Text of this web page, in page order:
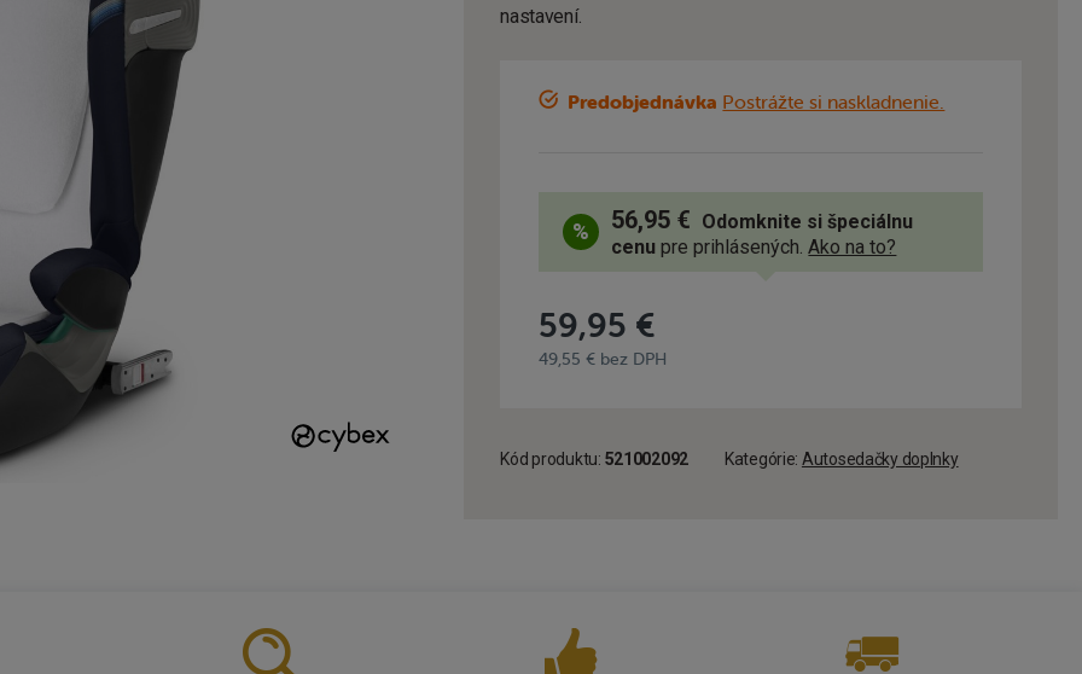
nastavení.
Predobjednávka Postrážte si naskladnenie.
56,95 € Odomknite si špeciálnu
cenu pre prihlásených.Ako na to?
59,95 €
49,55 € bez DPH
Kód produktu: 521002092 Kategórie: Autosedačky doplnky